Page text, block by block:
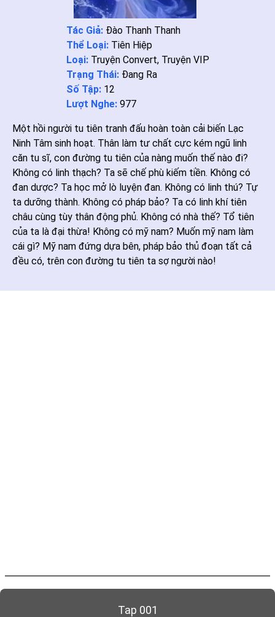
Tác Giả: Đào Thanh Thanh
Thể Loại: Tiên Hiệp
Loại: Truyện Convert, Truyện VIP
Trạng Thái: Đang Ra
Số Tập: 12
Lượt Nghe: 977
Một hồi người tu tiên tranh đấu hoàn toàn cải biến Lạc
Ninh Tâm sinh hoạt. Thân làm tư chất cực kém ngũ linh
căn tu sĩ, con đường tu tiên của nàng muốn thế nào đi?
Không có linh thạch? Ta sẽ chế phù kiếm tiền. Không có
đan dược? Ta học mở lò luyện đan. Không có linh thú? Tự
ta dưỡng thành. Không có pháp bảo? Ta có linh khí tiên
châu cùng tùy thân động phủ. Không có nhà thế? Tổ tiên
của ta là đại thừa! Không có mỹ nam? Muốn mỹ nam làm
cái gì? Mỹ nam đứng dựa bên, pháp bảo thủ đoạn tất cả
đều có, trên con đường tu tiên ta sợ người nào!
Tap 001